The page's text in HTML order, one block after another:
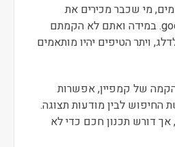
מי שכבר מכירים את
הממשק של google ads. במידה ואתם לא הקמתם
ויתר הטיפים יהיו מותאמים
של קמפיין, אפשרות
החיפוש לבין מודעות תצוגה.
דורש תכנון חכם כדי לא